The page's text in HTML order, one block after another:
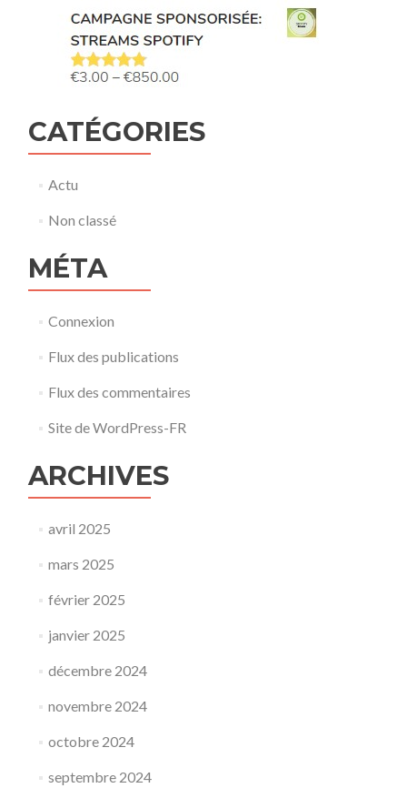
CATÉGORIES
Actu
Non classé
MÉTA
Connexion
Flux des publications
Flux des commentaires
Site de WordPress-FR
ARCHIVES
avril 2025
mars 2025
février 2025
janvier 2025
décembre 2024
novembre 2024
octobre 2024
septembre 2024